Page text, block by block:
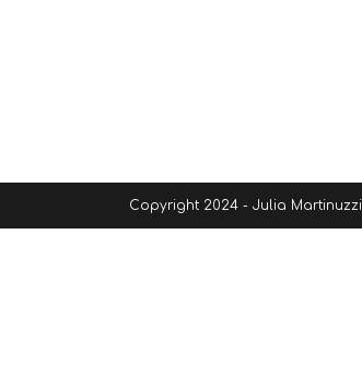
Copyright 2024 - Julia Martinuzzi